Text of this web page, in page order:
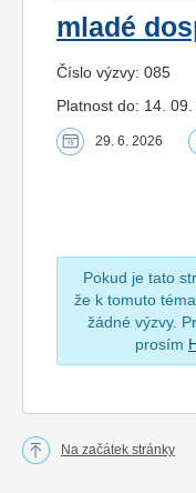
mladé
Číslo výzvy: 085
Platnost do: 14.
29. 6. 2026
Pokud je tato
že k tomuto
žádné výzvy.
prosím
Na začátek stránky